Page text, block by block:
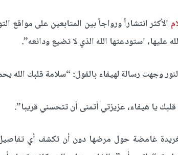
الأكثر انتشاراً ورواجاً بين المتابعين على مواقع
استودعتها الله الذي لا تضيع ودائعه”.
وجهت رسالة لهيفاء بالقول: “سلامة قلبك الله
يا هيفاء، عزيزتي أتمنى أن تتحسني قريبا”.
غامضة حول مرضها دون أن تكشف أي